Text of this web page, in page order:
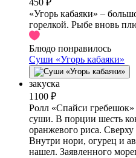
«Угорь кабаяки» –
горелкой. Рыбе вновь
Блюдо понравилось
Суши «Угорь кабаяки»
закуска
1100 ₽
Ролл «Спайси
суши. В порции шесть
оранжевого риса. Сверху
Внутри нори, огурец и
нашел. Заявленного